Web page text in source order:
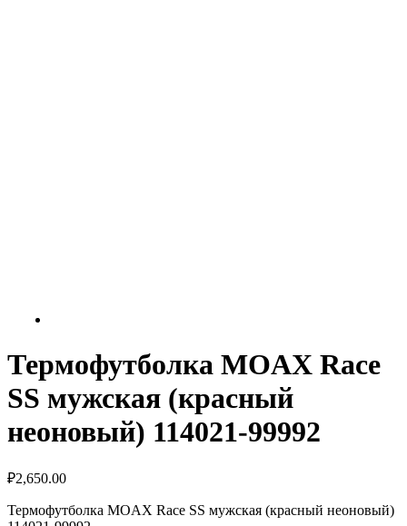
Термофутболка MOAX Race
SS мужская (красный
неоновый) 114021-99992
₽2,650.00
Термофутболка MOAX Race SS мужская (красный неоновый)